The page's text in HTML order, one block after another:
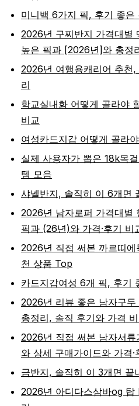
미니백 6가지 픽, 후기 좋은
2026년 구찌반지 가격대별
높은 픽과 [2026년]와 총정
2026년 여행용캐리어 추천
리
학교실내화 어떻게 골라야
비교
여성카드지갑 어떻게 골라
실제 사용자가 뽑은 18k목
템 모음
샤넬반지, 솔직히 이 6개면
2026년 남자로퍼 가격대별
픽과 (26년)와 가격·후기 비
2026년 직접 써본 까르띠
천 상품 Top
카드지갑여성 6개 픽, 후기
2026년 리뷰 좋은 남자구
총정리, 솔직 후기와 가격
2026년 직접 써본 남자서
와 상세 구매가이드와 가격
금반지, 솔직히 이 3개면 끝
2026년 아디다스삼바og